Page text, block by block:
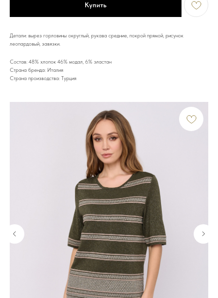
Купить
Детали: вырез горловины округлый, рукава средние, покрой прямой, рисунок
леопардовый, завязки.
Состав: 48% хлопок 46% модал, 6% эластан
Страна бренда: Италия
Страна производства: Турция